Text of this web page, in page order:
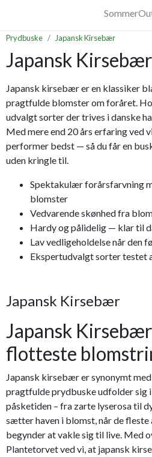
Prydbuske Japansk Kirsebær
Japansk Kirsebær
Japansk kirsebær er en klassiker
pragtfulde blomster om foråret.
udvalgt sorter der trives i danske
Med mere end 20 års erfaring ved
performer bedst — så du får en
uden kringle til.
Spektakulær forårsfarvning
blomster
Vedvarende skønhed fra
Hardy og pålidelig — klar til
Lav vedligeholdelse når den
Ekspertudvalgt sorter testet
Japansk Kirsebær
Japansk
flotteste
Japansk kirsebær er synonymt
pragtfulde prydbuske udfolder sig
påsketiden – fra zarte lyserosa til
sætter haven i blomst, når de
begynder at vakle sig til live. Med
Plantetorvet ved vi, at japansk